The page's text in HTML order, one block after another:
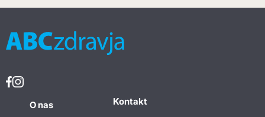
O nas
Kontakt